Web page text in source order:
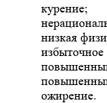
курение;
низкая
избыточное
ожирение.